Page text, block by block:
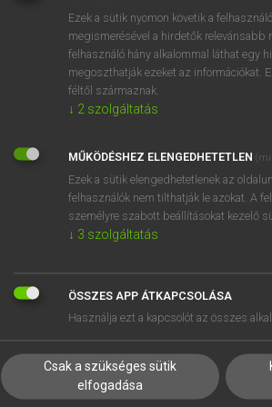
BELÉPÉS
EGYÉNI FELHASZNÁLÓKNAK
TANULÓKNAK
VÁLLALATI MEGOLDÁSOK
SÚGÓ
RÓLUNK
SÜTI
Ezek a sütik nyomon követik a
megismerésével a hirdetők relevánsabb
felhasználó hány alkalommal láthat egy
megoszthatják ezeket az információkat.
féltől származnak.
↓ 2 szolgáltatás
MŰKÖDÉSHEZ ELENGEDHETETLEN
Ezek a sütik elengedhetetlenek az
felhasználók nem tilthatják le azokat. A
személyre szabott beállításokat kezelő
↓ 3 szolgáltatás
ÖSSZES APP ÁTKAPCSOLÁSA
Használja ezt a kapcsolót az összes
Csak a szükséges sütik
elfogadása